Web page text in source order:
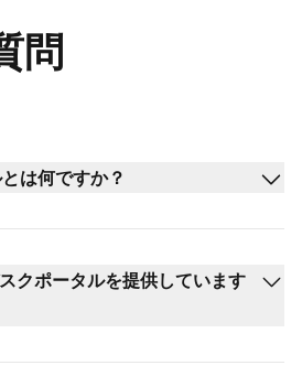
問
は何ですか？
クポータルを提供しています